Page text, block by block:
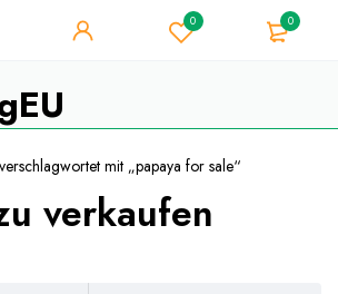
0 0
mit „papaya for sale“
verkaufen
- Holen Sie
auf jeden